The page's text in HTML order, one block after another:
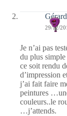
Gérard
29/12/
Je n’ai pas
du plus
ce soit rendu
d’impression
j’ai fait faire
peintures
couleurs..le
…j’attends.